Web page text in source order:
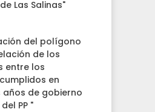
Las Salinas"
del polígono
de los
entre los
en
años de gobierno
PP "